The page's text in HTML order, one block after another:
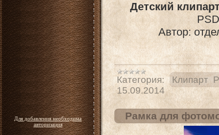
Для добавления необходима
авторизация
Детский
Автор:
Категория:
Клипарт
15.09.2014
Рамка для